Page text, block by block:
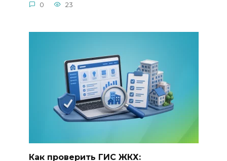
0 23
Как проверить ГИС ЖКХ: